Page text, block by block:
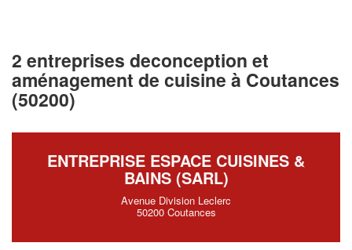
2 entreprises deconception et
aménagement de cuisine à Coutances
(50200)
ENTREPRISE ESPACE CUISINES &
BAINS (SARL)
Avenue Division Leclerc
50200 Coutances